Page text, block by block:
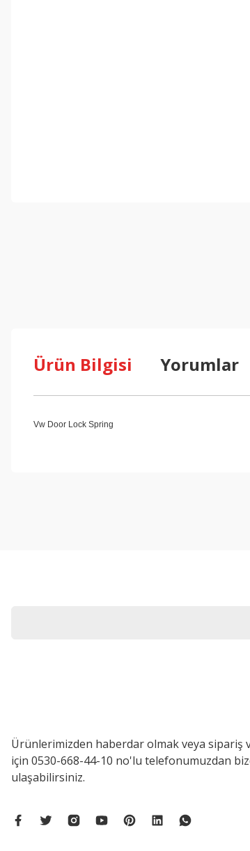
Ürün Bilgisi Yorumlar
Vw Door Lock Spring
Ürünlerimizden haberdar olmak veya sipariş
için 0530-668-44-10 no'lu telefonumuzdan
ulaşabilirsiniz.